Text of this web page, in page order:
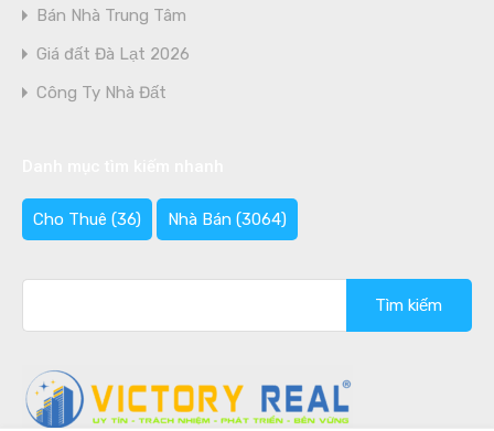
Bán Nhà Trung Tâm
Giá đất Đà Lạt 2026
Công Ty Nhà Đất
Cho Thuê (36) Nhà Bán (3064)
kiếm
cho: